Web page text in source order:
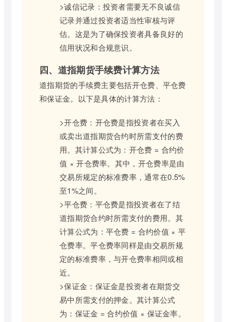
>诚信记录：投资者需要无不良诚信
记录并通过投资者适当性审核与评
估。这是为了确保投资者具备良好的
信用状况和合规意识。
四、道指期货手续费计算方法
道指期货的手续费主要包括开仓费、平仓费
和保证金。以下是具体的计算方法：
>开仓费：开仓费是指投资者在买入
或卖出道指期货合约时所需支付的费
用。其计算公式为：开仓费 = 合约价
值 × 开仓费率。其中，开仓费率是由
交易所规定的标准费率，通常在0.5%
至1%之间。
>平仓费：平仓费是指投资者在了结
道指期货合约时所需支付的费用。其
计算公式为：平仓费 = 合约价值 × 平
仓费率。平仓费率同样是由交易所规
定的标准费率，与开仓费率相同或相
近。
>保证金：保证金是投资者在期货交
易中所需支付的押金。其计算公式
为：保证金 = 合约价值 × 保证金率。